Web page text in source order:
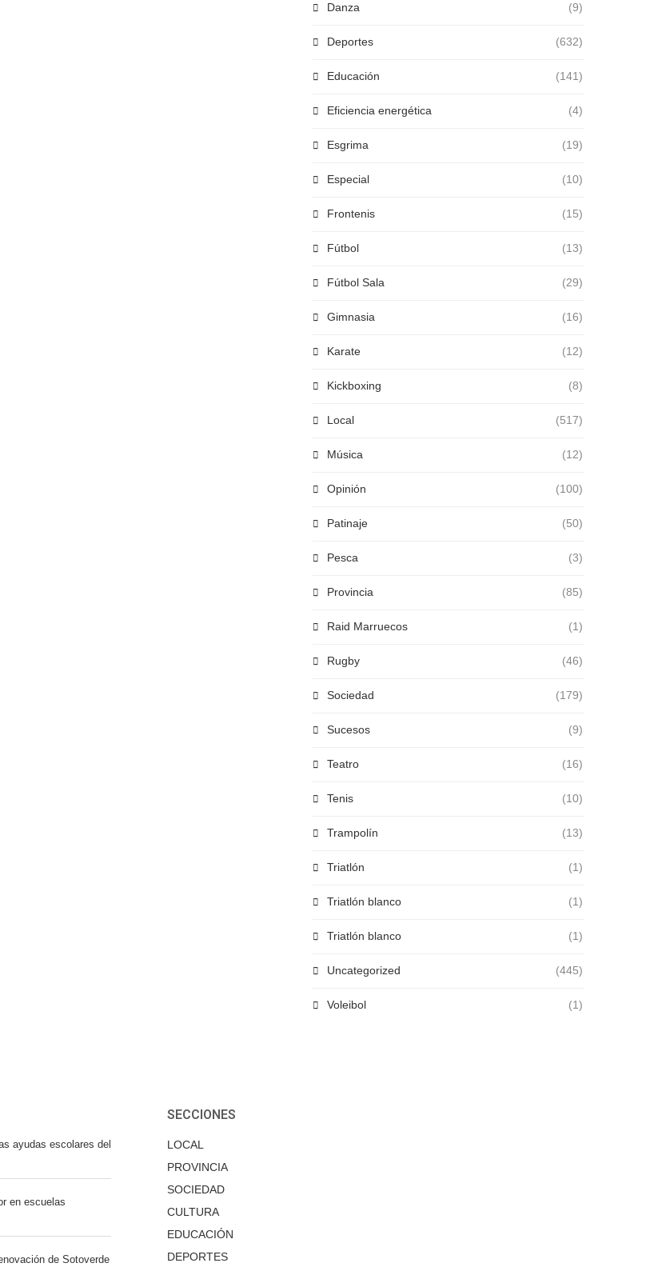
Danza (9)
Deportes (632)
Educación (141)
Eficiencia energética (4)
Esgrima (19)
Especial (10)
Frontenis (15)
Fútbol (13)
Fútbol Sala (29)
Gimnasia (16)
Karate (12)
Kickboxing (8)
Local (517)
Música (12)
Opinión (100)
Patinaje (50)
Pesca (3)
Provincia (85)
Raid Marruecos (1)
Rugby (46)
Sociedad (179)
Sucesos (9)
Teatro (16)
Tenis (10)
Trampolín (13)
Triatlón (1)
Triatlón blanco (1)
Triatlón blanco (1)
Uncategorized (445)
Voleibol (1)
ayudas escolares del
en escuelas
de Sotoverde
SECCIONES
LOCAL
PROVINCIA
SOCIEDAD
CULTURA
EDUCACIÓN
DEPORTES